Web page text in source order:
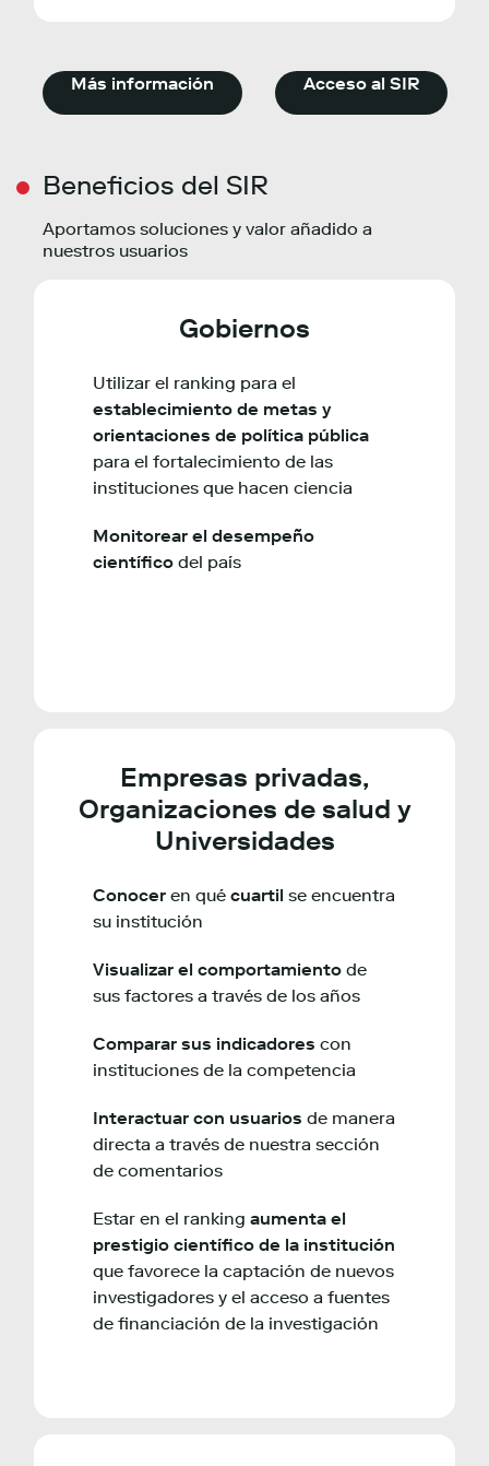
Más información Acceso al SIR
Beneficios del SIR
Aportamos soluciones y valor añadido a
nuestros usuarios
Gobiernos
Utilizar el ranking para el
establecimiento de metas y
orientaciones de política pública
para el fortalecimiento de las
instituciones que hacen ciencia
Monitorear el desempeño
científico del país
Empresas privadas,
Organizaciones de salud y
Universidades
Conocer en qué cuartil se encuentra
su institución
Visualizar el comportamiento de
sus factores a través de los años
Comparar sus indicadores con
instituciones de la competencia
Interactuar con usuarios de manera
directa a través de nuestra sección
de comentarios
Estar en el ranking aumenta el
prestigio científico de la institución
que favorece la captación de nuevos
investigadores y el acceso a fuentes
de financiación de la investigación